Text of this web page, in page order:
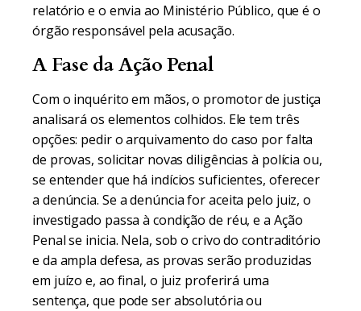
relatório e o envia ao Ministério Público, que é o
órgão responsável pela acusação.
A Fase da Ação Penal
Com o inquérito em mãos, o promotor de justiça
analisará os elementos colhidos. Ele tem três
opções: pedir o arquivamento do caso por falta
de provas, solicitar novas diligências à polícia ou,
se entender que há indícios suficientes, oferecer
a denúncia. Se a denúncia for aceita pelo juiz, o
investigado passa à condição de réu, e a Ação
Penal se inicia. Nela, sob o crivo do contraditório
e da ampla defesa, as provas serão produzidas
em juízo e, ao final, o juiz proferirá uma
sentença, que pode ser absolutória ou